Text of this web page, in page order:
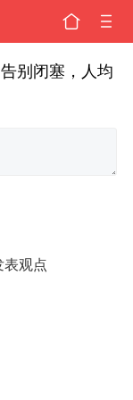
别闭塞，人均
观点